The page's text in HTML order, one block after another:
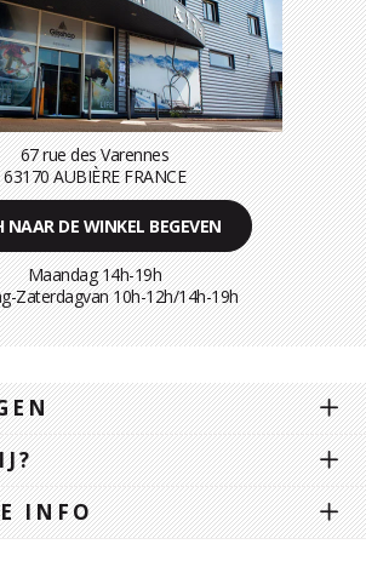
67 rue des Varennes
63170 AUBIÈRE FRANCE
NAAR DE WINKEL BEGEVEN
Maandag 14h-19h
Zaterdagvan 10h-12h/14h-19h
INFO